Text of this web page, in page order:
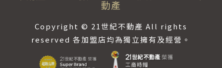
動產
Copyright © 21世紀不動產 All rights
reserved 各加盟店均為獨立擁有及經營。